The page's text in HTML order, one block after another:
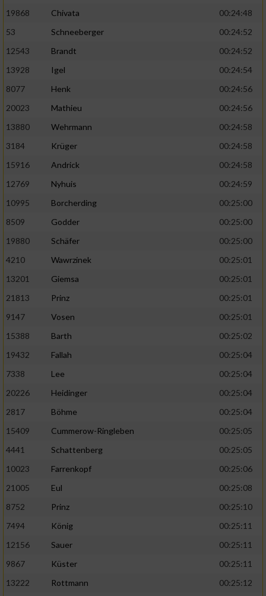
19868
Chivata
00:24:48
53
Schneeberger
00:24:52
12543
Brandt
00:24:52
13928
Igel
00:24:54
8077
Henk
00:24:56
20023
Mathieu
00:24:56
13880
Wehrmann
00:24:58
3184
Krüger
00:24:58
15916
Andrick
00:24:58
12769
Nyhuis
00:24:59
10995
Borcherding
00:25:00
8509
Godder
00:25:00
19880
Schäfer
00:25:00
4210
Wawrzinek
00:25:01
13201
Giemsa
00:25:01
21813
Prinz
00:25:01
9147
Vosen
00:25:01
15388
Barth
00:25:02
19432
Fallah
00:25:04
7338
Lee
00:25:04
20226
Heidinger
00:25:04
2817
Böhme
00:25:04
15409
Cummerow-Ringleben
00:25:05
4441
Schattenberg
00:25:05
10023
Farrenkopf
00:25:06
21005
Eul
00:25:08
8752
Prinz
00:25:10
7494
König
00:25:11
12156
Sauer
00:25:11
9867
Küster
00:25:11
13222
Rottmann
00:25:12